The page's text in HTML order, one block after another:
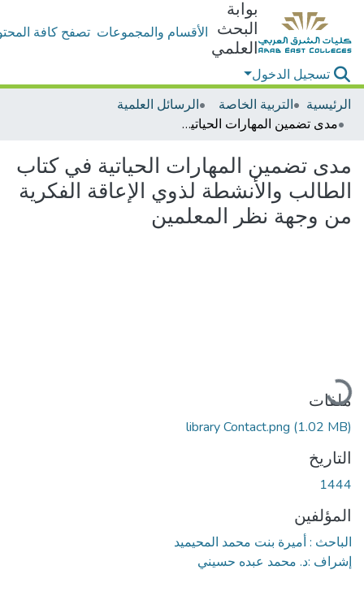
بوابة
البحث
العلمي
الأقسام والمجموعات تصفح كافة
تسجيل الدخول
الرئيسية
التربية الخاصة
الرسائل العلمية
مدى تضمين المهارات الحياتية في كتاب الطالب والأنشطة لذوي الإعاقة الفكرية من وجهة نظر المعلمين
مدى تضمين المهارات الحياتية في كتاب
الطالب والأنشطة لذوي الإعاقة الفكرية
من وجهة نظر المعلمين
جاري التحميل...
ملفات
library Contact.png (1.02 MB)
التاريخ
1444
المؤلفين
الباحث : أميرة بنت محمد المحيميد
إشراف :د. محمد عبده حسيني